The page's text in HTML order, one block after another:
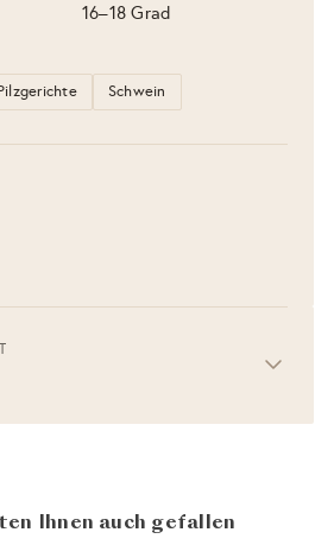
16–18 Grad
Schwein
Ihnen auch gefallen